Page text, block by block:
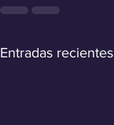
Entradas recientes